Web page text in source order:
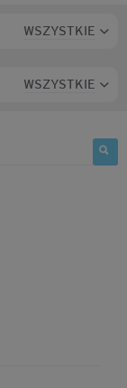
WSZYSTKIE
WSZYSTKIE